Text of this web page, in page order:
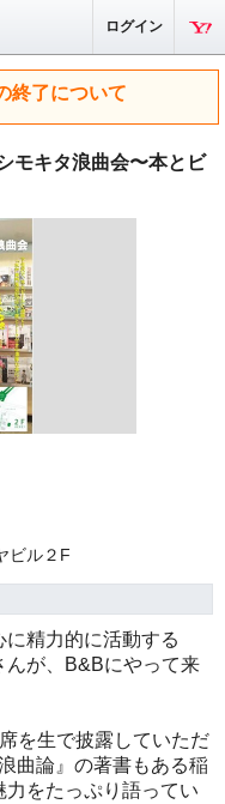
ログイン
終了について
モキタ浪曲会〜本とビ
ビル２F
精力的に活動する
んが、B&Bにやって来
を生で披露していただ
曲論』の著書もある稲
をたっぷり語ってい